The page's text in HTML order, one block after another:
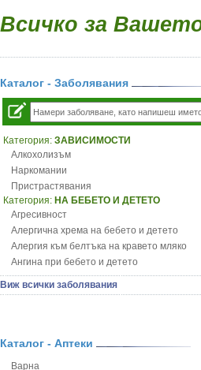
Всичко за
Каталог - Заболявания
Категория: ЗАВИСИМОСТИ
Алкохолизъм
Наркомании
Пристрастявания
Категория: НА БЕБЕТО И ДЕТЕТО
Агресивност
Алергична хрема на бебето и детето
Алергия към белтъка на кравето мляко
Ангина при бебето и детето
Анемия при бебето и детето
Апетит - пълни деца
Бронхиална астма при бебето и детето
Виж всички заболявания
Каталог - Аптеки
Варна